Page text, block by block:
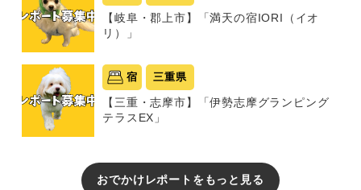
【岐阜・郡上市】「満天の宿IORI（イオ
リ）」
宿 三重県
【三重・志摩市】「伊勢志摩グランピング
テラスEX」
おでかけレポートをもっと見る